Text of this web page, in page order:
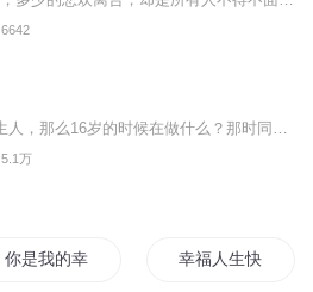
6642
5.1万
你是我的幸福吗 幸福人生快穿